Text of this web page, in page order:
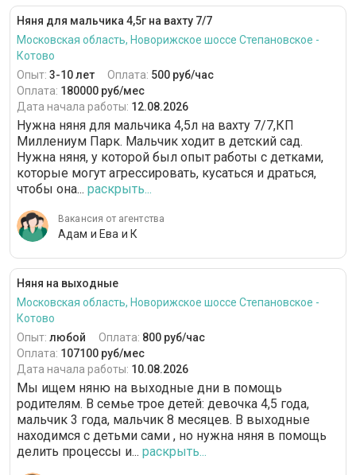
Няня для мальчика 4,5г на вахту 7/7
Московская область, Новорижское шоссе Степановское -
Котово
Опыт: 3-10 лет Оплата: 500 руб/час
Оплата: 180000 руб/мес
Дата начала работы: 12.08.2026
Нужна няня для мальчика 4,5л на вахту 7/7,КП
Миллениум Парк. Мальчик ходит в детский сад.
Нужна няня, у которой был опыт работы с детками,
которые могут агрессировать, кусаться и драться,
чтобы она... раскрыть...
Вакансия от агентства
Адам и Ева и К
Няня на выходные
Московская область, Новорижское шоссе Степановское -
Котово
Опыт: любой Оплата: 800 руб/час
Оплата: 107100 руб/мес
Дата начала работы: 10.08.2026
Мы ищем няню на выходные дни в помощь
родителям. В семье трое детей: девочка 4,5 года,
мальчик 3 года, мальчик 8 месяцев. В выходные
находимся с детьми сами , но нужна няня в помощь
делить процессы и... раскрыть...